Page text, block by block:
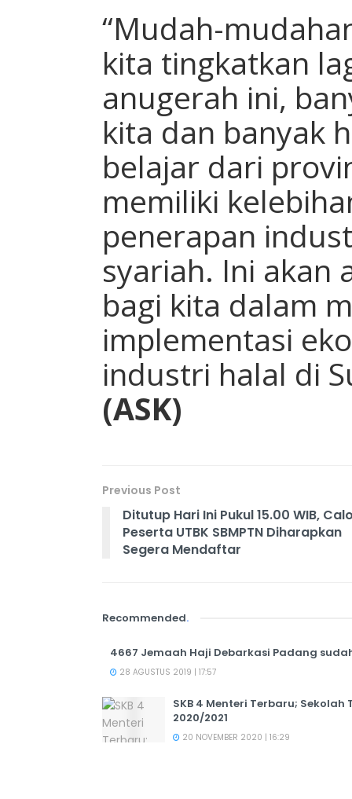
“Mudah-
kita tingkatkan
anugerah ini,
kita dan banyak
belajar dari
memiliki
penerapan
syariah. Ini akan
bagi kita dalam
implementasi
industri halal di
(ASK)
Previous Post
Ditutup Hari Ini Pukul 15.00 WIB,
Peserta UTBK SBMPTN Diharapkan
Segera Mendaftar
Recommended.
4667 Jemaah Haji Debarkasi Padang
28 AGUSTUS 2019 | 17:57
SKB 4 Menteri Terbaru;
2020/2021
20 NOVEMBER 2020 | 16:29